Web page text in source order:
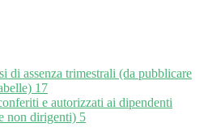
di assenza trimestrali (da pubblicare
17
e autorizzati ai dipendenti
non dirigenti) 5